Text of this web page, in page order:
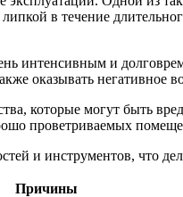
липкой в течение
интенсивным и
оказывать негативное
которые могут быть
проветриваемых
и инструментов, что
Причины